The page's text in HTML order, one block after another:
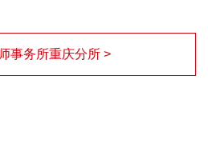
事务所重庆分所 >